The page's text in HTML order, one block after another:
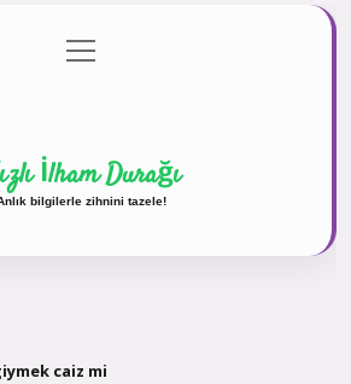
Gizlilik Politikası
menüyü
aç
İlham Durağı
bilgilerle zihnini tazele!
caiz mi